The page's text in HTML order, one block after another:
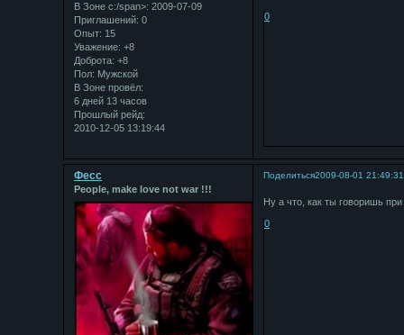
В Зоне с:/span>: 2009-07-09
Приглашений: 0
Опыт: 15
Уважение: +8
Доброта: +8
Пол: Мужской
В Зоне провёл:
6 дней 13 часов
Прошлый рейд:
2010-12-05 13:19:44
0
Поделиться2009-08-01 21:49:31
Фесс
People, make love not war !!!
Ну а что, как ты говоришь
0